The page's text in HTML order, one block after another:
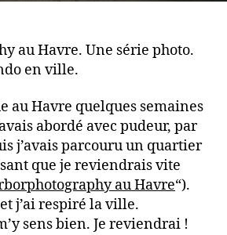
au Havre. Une série photo.
en ville.
au Havre quelques semaines
abordé avec pudeur, par
j’avais parcouru un quartier
que je reviendrais vite
au Havre“).
j’ai respiré la ville.
sens bien. Je reviendrai !